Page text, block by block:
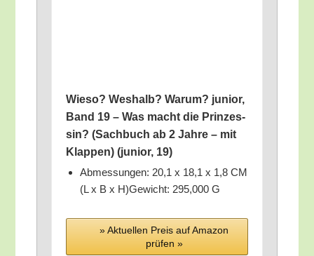
Wie­so? Wes­halb? War­um? juni­or,
Band 19 – Was macht die Prin­zes­
sin? (Sach­buch ab 2 Jah­re – mit
Klap­pen) (juni­or, 19)
Abmes­sun­gen: 20,1 x 18,1 x 1,8 CM
(L x B x H)Gewicht: 295,000 G
» Aktu­el­len Preis auf Ama­zon
prü­fen »